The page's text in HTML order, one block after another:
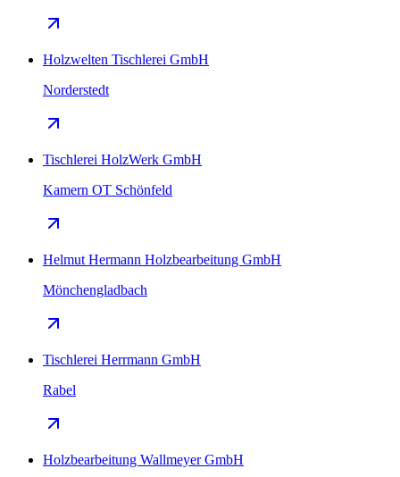
Holzwelten Tischlerei GmbH
Norderstedt
Tischlerei HolzWerk GmbH
Kamern OT Schönfeld
Helmut Hermann Holzbearbeitung GmbH
Mönchengladbach
Tischlerei Herrmann GmbH
Rabel
Holzbearbeitung Wallmeyer GmbH